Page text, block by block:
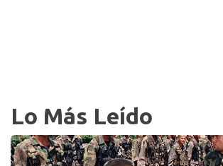
Lo Más Leído